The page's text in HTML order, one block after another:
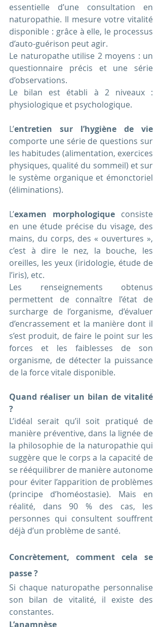
essentielle d’une consultation en
naturopathie. Il mesure votre vitalité
disponible : grâce à elle, le processus
d’auto-guérison peut agir.
Le naturopathe utilise 2 moyens : un
questionnaire précis et une série
d’observations.
Le bilan est établi à 2 niveaux :
physiologique et psychologique.
L’entretien sur l’hygiène de vie
comporte une série de questions sur
les habitudes (alimentation, exercices
physiques, qualité du sommeil) et sur
le système organique et émonctoriel
(éliminations).
L’examen morphologique consiste
en une étude précise du visage, des
mains, du corps, des « ouvertures »,
c’est à dire le nez, la bouche, les
oreilles, les yeux (iridologie, étude de
l’iris), etc.
Les renseignements obtenus
permettent de connaître l’état de
surcharge de l’organisme, d’évaluer
d’encrassement et la manière dont il
s’est produit, de faire le point sur les
forces et les faiblesses de son
organisme, de détecter la puissance
de la force vitale disponible.
Quand réaliser un bilan de vitalité
?
L’idéal serait qu’il soit pratiqué de
manière préventive, dans la lignée de
la philosophie de la naturopathie qui
suggère que le corps a la capacité de
se rééquilibrer de manière autonome
pour éviter l’apparition de problèmes
(principe d’homéostasie). Mais en
réalité, dans 90 % des cas, les
personnes qui consultent souffrent
déjà d’un problème de santé.
Concrètement, comment cela se
passe ?
Si chaque naturopathe personnalise
son bilan de vitalité, il existe des
constantes.